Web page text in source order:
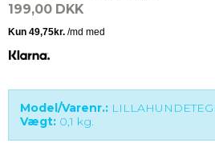
199,00 DKK
Model/Varenr.:
Vægt: 0,1 kg.